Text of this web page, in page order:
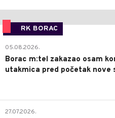
RK BORAC
05.08.2026.
Borac m:tel zakazao osam
utakmica pred početak nove
27.07.2026.